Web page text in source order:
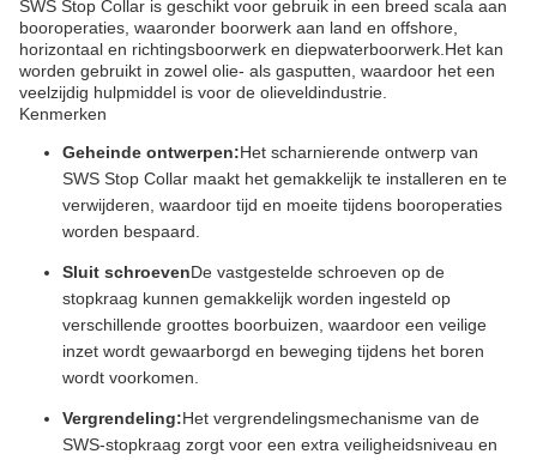
SWS Stop Collar is geschikt voor gebruik in een breed scala aan
booroperaties, waaronder boorwerk aan land en offshore,
horizontaal en richtingsboorwerk en diepwaterboorwerk.Het kan
worden gebruikt in zowel olie- als gasputten, waardoor het een
veelzijdig hulpmiddel is voor de olieveldindustrie.
Kenmerken
Geheinde ontwerpen:Het scharnierende ontwerp van
SWS Stop Collar maakt het gemakkelijk te installeren en te
verwijderen, waardoor tijd en moeite tijdens booroperaties
worden bespaard.
Sluit schroevenDe vastgestelde schroeven op de
stopkraag kunnen gemakkelijk worden ingesteld op
verschillende groottes boorbuizen, waardoor een veilige
inzet wordt gewaarborgd en beweging tijdens het boren
wordt voorkomen.
Vergrendeling:Het vergrendelingsmechanisme van de
SWS-stopkraag zorgt voor een extra veiligheidsniveau en